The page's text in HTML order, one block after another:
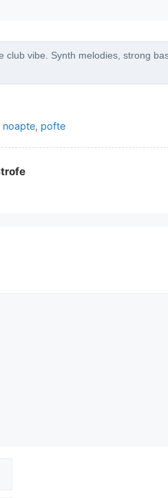
club vibe. Synth melodies, strong
noapte, pofte